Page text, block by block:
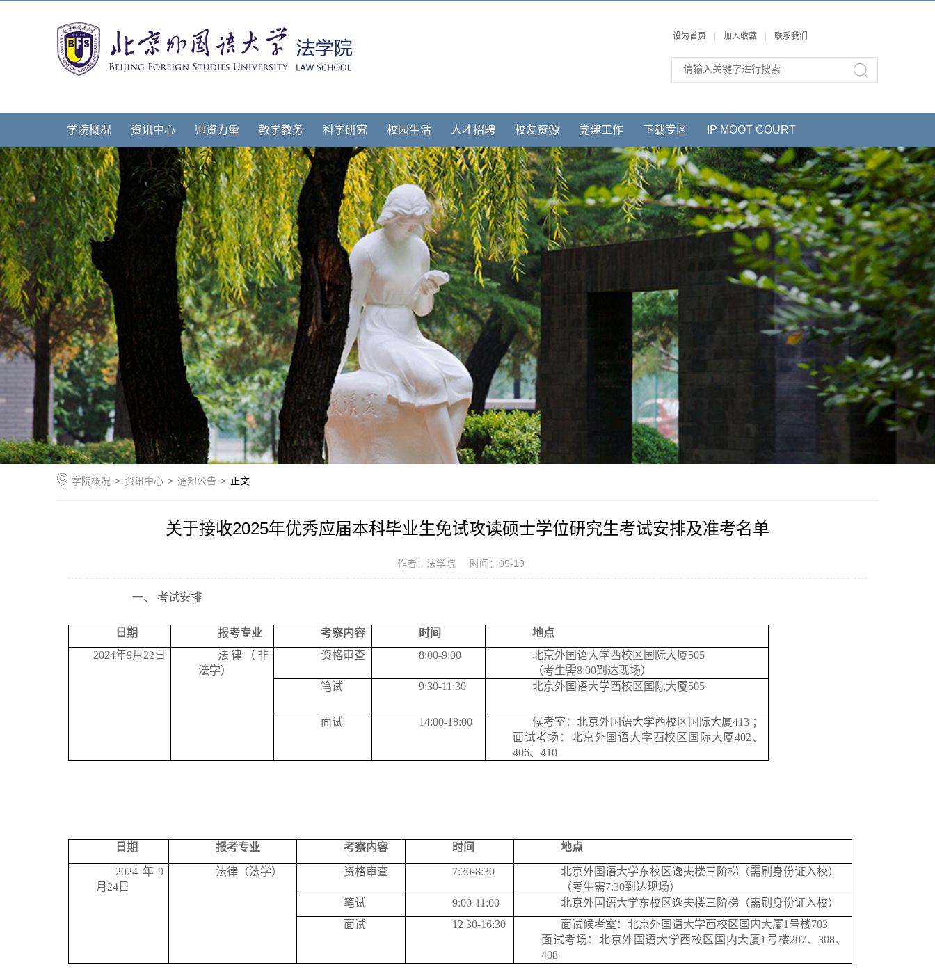
设为首页 加入收藏 联系我们
学院概况 资讯中心 师资力量 教学教务 科学研究 校园生活 人才招聘 校友资源 党建工作 下载专区 IP MOOT COURT
学院概况 > 资讯中心 > 通知公告 > 正文
关于接收2025年优秀应届本科毕业生免试攻读硕士学位研究生考试安排及准考名单
作者：法学院 时间：09-19
一、 考试安排
日期 报考专业 考察内容 时间
地点
2024年9月22日
法律（非
法学）
资格审查 8:00-9:00 北京外国语大学西校区国际大厦505
（考生需8:00到达现场）
笔试
9:30-11:30 北京外国语大学西校区国际大厦505
面试 14:00-18:00 候考室：北京外国语大学西校区国际大厦413 ；
面试考场：北京外国语大学西校区国际大厦402、
406、410
日期 报考专业 考察内容 时间 地点
2024年9
月24日
法律（法学） 资格审查 7:30-8:30
北京外国语大学东校区逸夫楼三阶梯（需刷身份证入校）
（考生需7:30到达现场）
笔试
9:00-11:00
北京外国语大学东校区逸夫楼三阶梯（需刷身份证入校）
面试
12:30-16:30 面试候考室：北京外国语大学西校区国内大厦1号楼703
面试考场：北京外国语大学西校区国内大厦1号楼207、308、
408